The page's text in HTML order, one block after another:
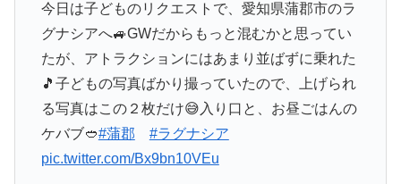
今日は子どものリクエストで、愛知県蒲郡市のラ
グナシアへ🚙GWだからもっと混むかと思ってい
たが、アトラクションにはあまり並ばずに乗れた
🎵子どもの写真ばかり撮っていたので、上げられ
る写真はこの２枚だけ😅入り口と、お昼ごはんの
ケバブ🥙#蒲郡
#ラグナシア
pic.twitter.com/Bx9bn10VEu